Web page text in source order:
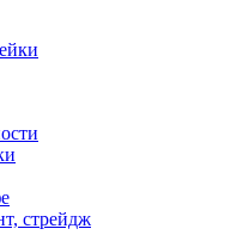
стрейдж